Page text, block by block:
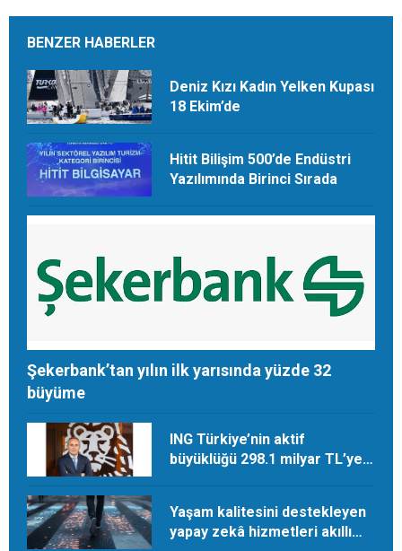
BENZER HABERLER
Deniz Kızı Kadın Yelken Kupası
18 Ekim’de
Hitit Bilişim 500’de Endüstri
Yazılımında Birinci Sırada
Şekerbank’tan yılın ilk yarısında yüzde 32
büyüme
ING Türkiye’nin aktif
büyüklüğü 298.1 milyar TL’ye
Yaşam kalitesini destekleyen
yapay zekâ hizmetleri akıllı